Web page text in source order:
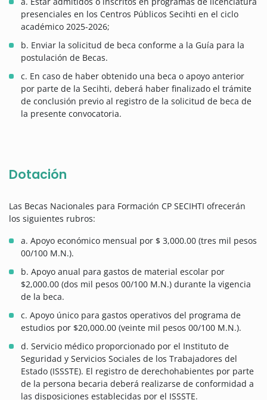
presenciales en los Centros Públicos Secihti en el ciclo
académico 2025-2026;
b. Enviar la solicitud de beca conforme a la Guía para la
postulación de Becas.
c. En caso de haber obtenido una beca o apoyo anterior
por parte de la Secihti, deberá haber finalizado el trámite
de conclusión previo al registro de la solicitud de beca de
la presente convocatoria.
Dotación
Las Becas Nacionales para Formación CP SECIHTI ofrecerán
los siguientes rubros:
a. Apoyo económico mensual por $ 3,000.00 (tres mil pesos
00/100 M.N.).
b. Apoyo anual para gastos de material escolar por
$2,000.00 (dos mil pesos 00/100 M.N.) durante la vigencia
de la beca.
c. Apoyo único para gastos operativos del programa de
estudios por $20,000.00 (veinte mil pesos 00/100 M.N.).
d. Servicio médico proporcionado por el Instituto de
Seguridad y Servicios Sociales de los Trabajadores del
Estado (ISSSTE). El registro de derechohabientes por parte
de la persona becaria deberá realizarse de conformidad a
las disposiciones establecidas por el ISSSTE.